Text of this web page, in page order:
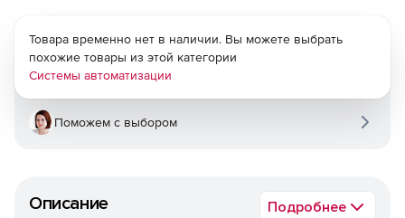
Описание Подробнее
Товара временно нет в наличии. Вы можете выбрать
похожие товары из этой категории
Системы автоматизации
Поможем с выбором